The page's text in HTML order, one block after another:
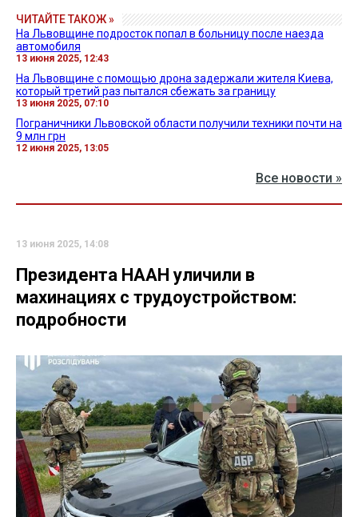
ЧИТАЙТЕ ТАКОЖ »
На Львовщине подросток попал в больницу после наезда
автомобиля
13 июня 2025, 12:43
На Львовщине с помощью дрона задержали жителя Киева,
который третий раз пытался сбежать за границу
13 июня 2025, 07:10
Пограничники Львовской области получили техники почти на
9 млн грн
12 июня 2025, 13:05
Все новости »
13 июня 2025, 14:08
Президента НААН уличили в
махинациях с трудоустройством:
подробности